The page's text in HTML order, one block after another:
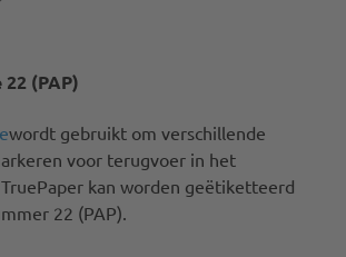
(PAP)
wordt gebruikt om verschillende
voor terugvoer in het
kan worden geëtiketteerd
22 (PAP).​